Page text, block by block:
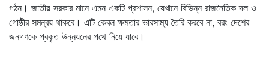
গঠন। জাতীয় সরকার মানে এমন একটি প্রশাসন, যেখানে বিভিন্ন রাজনৈতিক দল ও
গোষ্ঠীর সমন্বয় থাকবে। এটি কেবল ক্ষমতার ভারসাম্য তৈরি করবে না, বরং দেশের
জনগণকে প্রকৃত উন্নয়নের পথে নিয়ে যাবে।